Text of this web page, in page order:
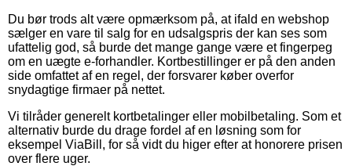
Du bør trods alt være opmærksom på, at ifald en webshop
sælger en vare til salg for en udsalgspris der kan ses som
ufattelig god, så burde det mange gange være et fingerpeg
om en uægte e-forhandler. Kortbestillinger er på den anden
side omfattet af en regel, der forsvarer køber overfor
snydagtige firmaer på nettet.
Vi tilråder generelt kortbetalinger eller mobilbetaling. Som et
alternativ burde du drage fordel af en løsning som for
eksempel ViaBill, for så vidt du higer efter at honorere prisen
over flere uger.